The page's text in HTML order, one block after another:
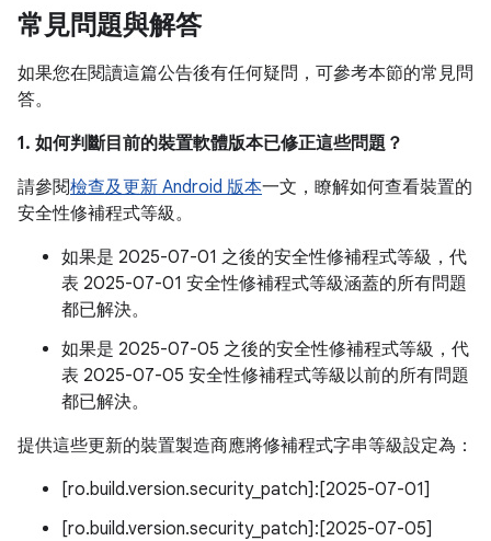
常見問題與解答
如果您在閱讀這篇公告後有任何疑問，可參考本節的常見問
答。
1. 如何判斷目前的裝置軟體版本已修正這些問題？
請參閱檢查及更新 Android 版本一文，瞭解如何查看裝置的
安全性修補程式等級。
如果是 2025-07-01 之後的安全性修補程式等級，代
表 2025-07-01 安全性修補程式等級涵蓋的所有問題
都已解決。
如果是 2025-07-05 之後的安全性修補程式等級，代
表 2025-07-05 安全性修補程式等級以前的所有問題
都已解決。
提供這些更新的裝置製造商應將修補程式字串等級設定為：
[ro.build.version.security_patch]:[2025-07-01]
[ro.build.version.security_patch]:[2025-07-05]